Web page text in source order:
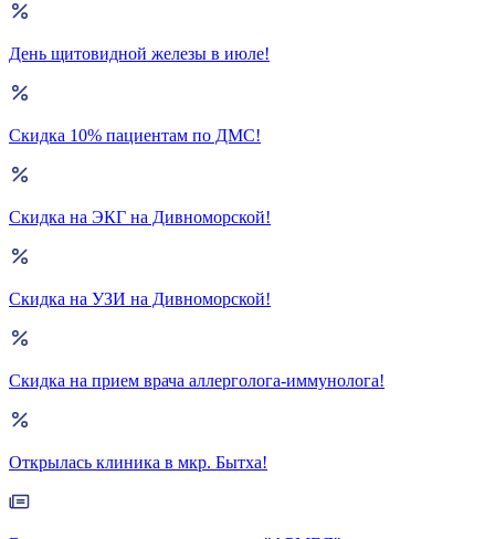
День щитовидной железы в июле!
Скидка 10% пациентам по ДМС!
Скидка на ЭКГ на Дивноморской!
Скидка на УЗИ на Дивноморской!
Скидка на прием врача аллерголога-иммунолога!
Открылась клиника в мкр. Бытха!